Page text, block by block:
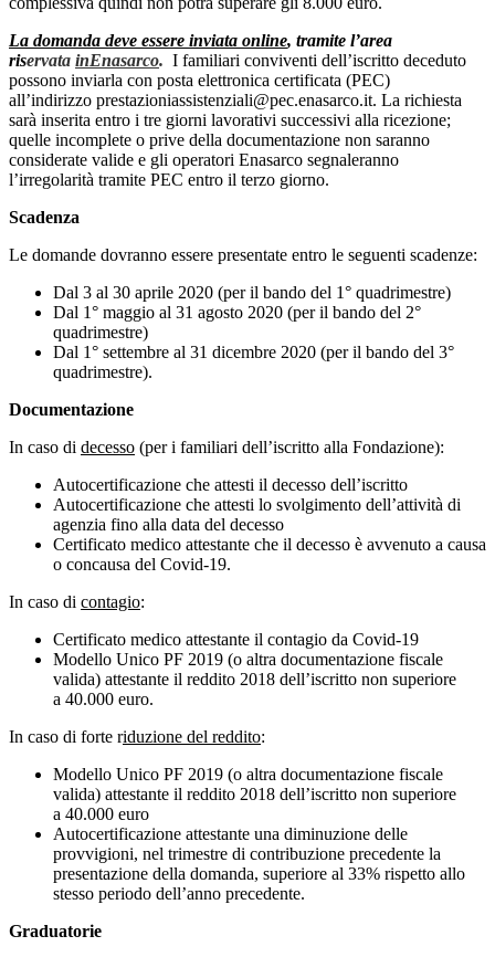
La domanda deve essere inviata online, tramite l’area
riservata inEnasarco. I familiari conviventi dell’iscritto deceduto
possono inviarla con posta elettronica certificata (PEC)
all’indirizzo prestazioniassistenziali@pec.enasarco.it. La richiesta
sarà inserita entro i tre giorni lavorativi successivi alla ricezione;
quelle incomplete o prive della documentazione non saranno
considerate valide e gli operatori Enasarco segnaleranno
l’irregolarità tramite PEC entro il terzo giorno.
Scadenza
Le domande dovranno essere presentate entro le seguenti scadenze:
Dal 3 al 30 aprile 2020 (per il bando del 1° quadrimestre)
Dal 1° maggio al 31 agosto 2020 (per il bando del 2°
quadrimestre)
Dal 1° settembre al 31 dicembre 2020 (per il bando del 3°
quadrimestre).
Documentazione
In caso di decesso (per i familiari dell’iscritto alla Fondazione):
Autocertificazione che attesti il decesso dell’iscritto
Autocertificazione che attesti lo svolgimento dell’attività di
agenzia fino alla data del decesso
Certificato medico attestante che il decesso è avvenuto a causa
o concausa del Covid-19.
In caso di contagio:
Certificato medico attestante il contagio da Covid-19
Modello Unico PF 2019 (o altra documentazione fiscale
valida) attestante il reddito 2018 dell’iscritto non superiore
a 40.000 euro.
In caso di forte riduzione del reddito:
Modello Unico PF 2019 (o altra documentazione fiscale
valida) attestante il reddito 2018 dell’iscritto non superiore
a 40.000 euro
Autocertificazione attestante una diminuzione delle
provvigioni, nel trimestre di contribuzione precedente la
presentazione della domanda, superiore al 33% rispetto allo
stesso periodo dell’anno precedente.
Graduatorie